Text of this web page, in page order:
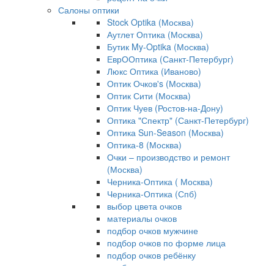
Салоны оптики
Stock Optika (Москва)
Аутлет Оптика (Москва)
Бутик My-Optika (Москва)
ЕврООптика (Санкт-Петербург)
Люкс Оптика (Иваново)
Оптик Очков's (Москва)
Оптик Сити (Москва)
Оптик Чуев (Ростов-на-Дону)
Оптика "Спектр" (Санкт-Петербург)
Оптика Sun-Season (Москва)
Оптика-8 (Москва)
Очки – производство и ремонт
(Москва)
Черника-Оптика ( Москва)
Черника-Оптика (Спб)
выбор цвета очков
материалы очков
подбор очков мужчине
подбор очков по форме лица
подбор очков ребёнку